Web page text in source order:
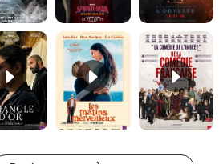
Le Triangle d'or Bande-annonce VF De la Comédie-Française Teaser VF